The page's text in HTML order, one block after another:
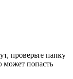
проверьте папку
может попасть